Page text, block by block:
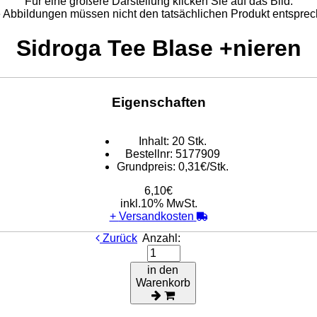
Abbildungen müssen nicht den tatsächlichen Produkt
Sidroga Tee Blase +nieren
Eigenschaften
Inhalt: 20 Stk.
Bestellnr: 5177909
Grundpreis: 0,31€/Stk.
6,10€
inkl.10% MwSt.
+ Versandkosten
Zurück Anzahl:
in den
Warenkorb